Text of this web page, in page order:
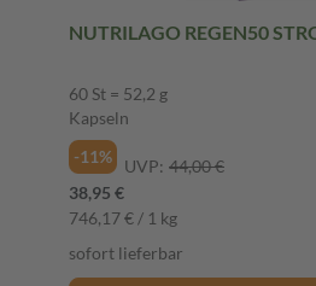
NUTRILAGO REGEN50
60 St = 52,2 g
Kapseln
-11%
UVP: 44,00 €
38,95 €
746,17 € / 1 kg
sofort lieferbar